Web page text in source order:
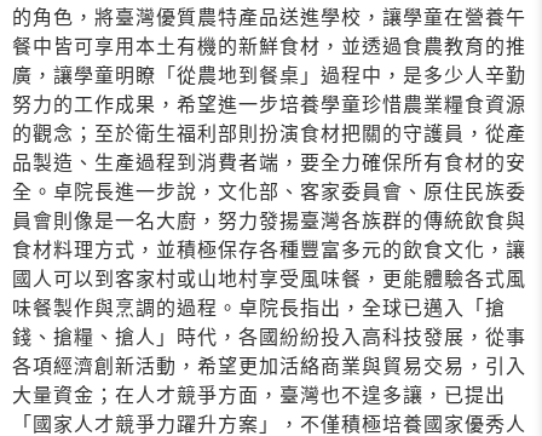
的角色，將臺灣優質農特產品送進學校，讓學童在營養午
餐中皆可享用本土有機的新鮮食材，並透過食農教育的推
廣，讓學童明瞭「從農地到餐桌」過程中，是多少人辛勤
努力的工作成果，希望進一步培養學童珍惜農業糧食資源
的觀念；至於衛生福利部則扮演食材把關的守護員，從產
品製造、生產過程到消費者端，要全力確保所有食材的安
全。卓院長進一步說，文化部、客家委員會、原住民族委
員會則像是一名大廚，努力發揚臺灣各族群的傳統飲食與
食材料理方式，並積極保存各種豐富多元的飲食文化，讓
國人可以到客家村或山地村享受風味餐，更能體驗各式風
味餐製作與烹調的過程。卓院長指出，全球已邁入「搶
錢、搶糧、搶人」時代，各國紛紛投入高科技發展，從事
各項經濟創新活動，希望更加活絡商業與貿易交易，引入
大量資金；在人才競爭方面，臺灣也不遑多讓，已提出
「國家人才競爭力躍升方案」，不僅積極培養國家優秀人